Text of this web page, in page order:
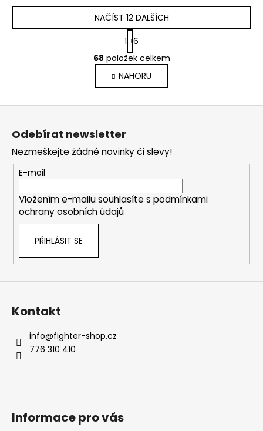
O
v
l
á
d
p
r
v
k
y
u
NAČÍST 12 DALŠÍCH
S
t
r
á
n
k
1 6
68 položek celkem
NAHORU
Z
Odebírat newsletter
Nezmeškejte žádné novinky či slevy!
E-mail
Vložením e-mailu souhlasíte s podmínkami
ochrany osobních údajů
PŘIHLÁSIT SE
Kontakt
info@fighter-shop.cz
776 310 410
Informace pro vás